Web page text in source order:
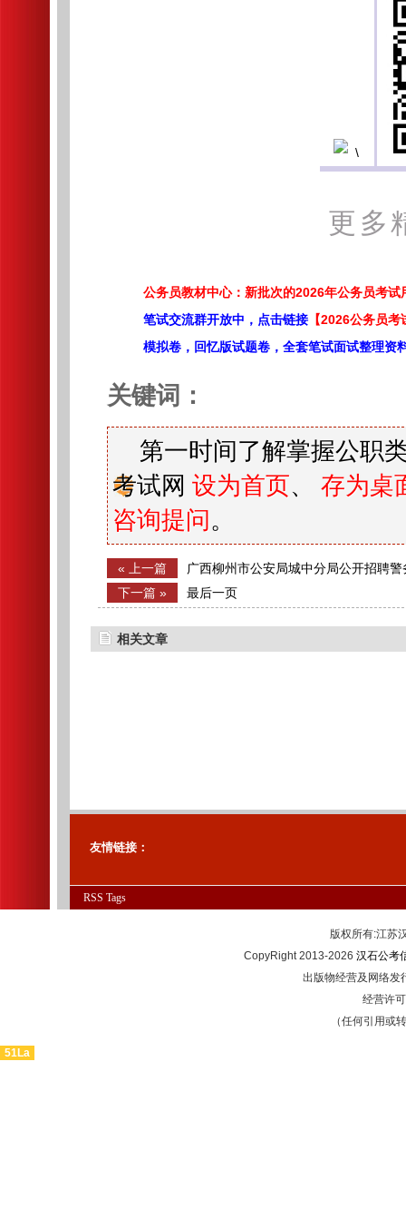
更多
公务员教材中心：新批次的2026年公务员考试
笔试交流群开放中，点击链接 【2026公务员
模拟卷，回忆版试题卷，全套笔试面试整理资
关键词：
第一时间了解掌握公职
考试网 设为首页、 存为桌
咨询提问 。
« 上一篇 广西柳州市公安局城中分局公开招聘
人公告
下一篇 » 最后一页
相关文章
友情链接：
RSS Tags
版权所有:江
CopyRight 2013-2026 汉石公考
出版物经营及网络发
经营许
（任何引用或
51La